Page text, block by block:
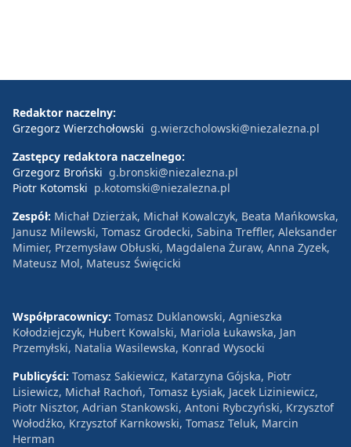
Redaktor naczelny:
Grzegorz Wierzchołowski g.wierzcholowski@niezalezna.pl
Zastępcy redaktora naczelnego:
Grzegorz Broński g.bronski@niezalezna.pl
Piotr Kotomski p.kotomski@niezalezna.pl
Zespół: Michał Dzierżak, Michał Kowalczyk, Beata Mańkowska,
Janusz Milewski, Tomasz Grodecki, Sabina Treffler, Aleksander
Mimier, Przemysław Obłuski, Magdalena Żuraw, Anna Zyzek,
Mateusz Mol, Mateusz Święcicki
Współpracownicy: Tomasz Duklanowski, Agnieszka
Kołodziejczyk, Hubert Kowalski, Mariola Łukawska, Jan
Przemyłski, Natalia Wasilewska, Konrad Wysocki
Publicyści: Tomasz Sakiewicz, Katarzyna Gójska, Piotr
Lisiewicz, Michał Rachoń, Tomasz Łysiak, Jacek Liziniewicz,
Piotr Nisztor, Adrian Stankowski, Antoni Rybczyński, Krzysztof
Wołodźko, Krzysztof Karnkowski, Tomasz Teluk, Marcin
Herman